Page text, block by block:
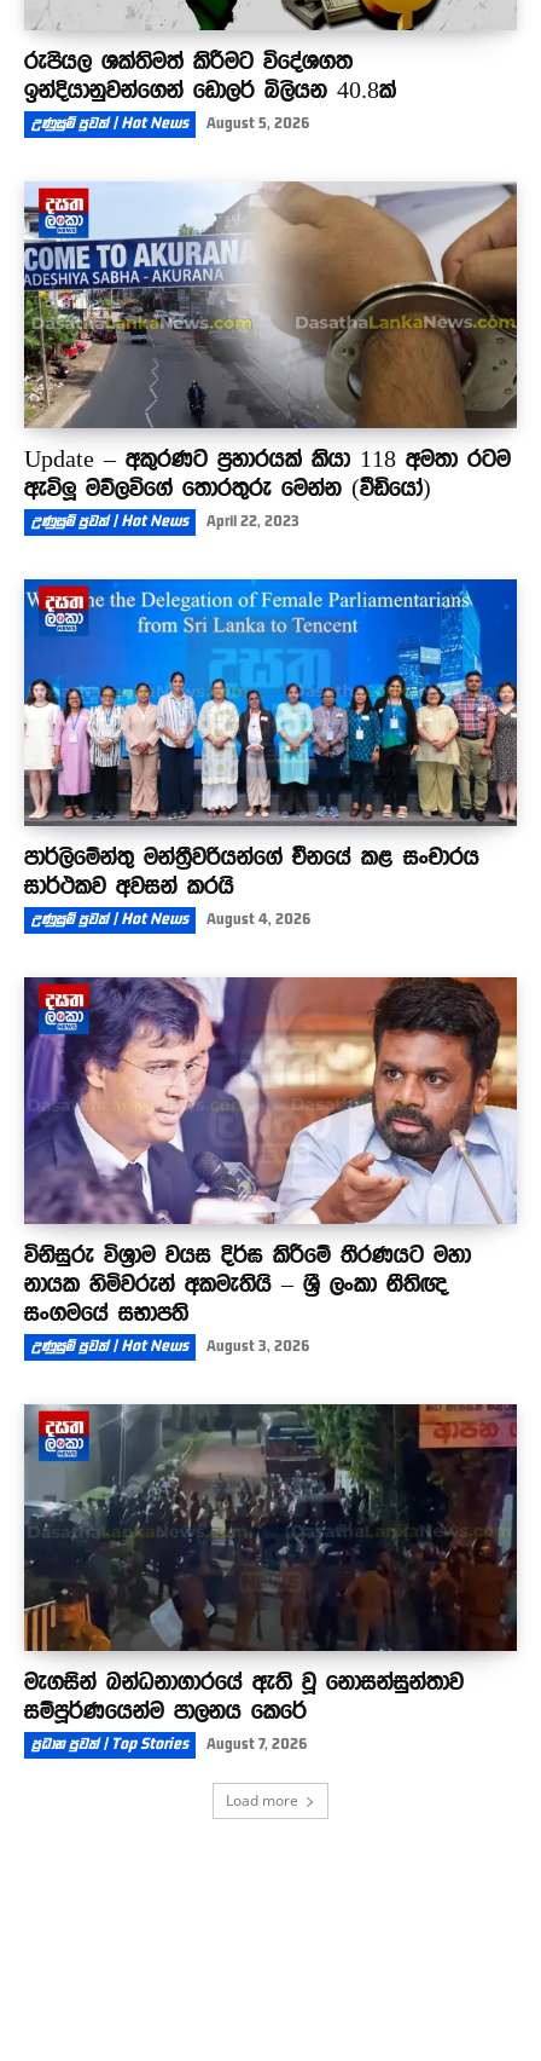
රුපියල ශක්තිමත් කිරීමට විදේශගත
ඉන්දියානුවන්ගෙන් ඩොලර් බිලියන 40.8ක්
උණුසුම් පුවත් | Hot News August 5, 2026
Update – අකුරණට ප්‍රහාරයක් කියා 118 අමතා රටම
ඇවිලූ මව්ලවිගේ තොරතුරු මෙන්න (වීඩියෝ)
උණුසුම් පුවත් | Hot News April 22, 2023
පාර්ලිමේන්තු මන්ත්‍රීවරියන්ගේ චීනයේ කළ සංචාරය
සාර්ථකව අවසන් කරයි
උණුසුම් පුවත් | Hot News August 4, 2026
විනිසුරු විශ්‍රාම වයස දිර්ඝ කිරීමේ තීරණයට මහා
නායක හිමිවරුන් අකමැතියි – ශ්‍රී ලංකා නීතිඥ
සංගමයේ සභාපති
උණුසුම් පුවත් | Hot News August 3, 2026
මැගසින් බන්ධනාගාරයේ ඇති වූ නොසන්සුන්තාව
සම්පූර්ණයෙන්ම පාලනය කෙරේ
ප්‍රධාන පුවත් | Top Stories August 7, 2026
Load more